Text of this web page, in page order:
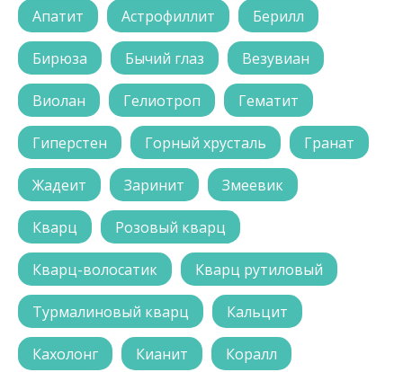
Апатит Астрофиллит Берилл
Бирюза Бычий глаз Везувиан
Виолан Гелиотроп Гематит
Гиперстен Горный хрусталь Гранат
Жадеит Заринит Змеевик
Кварц Розовый кварц
Кварц-волосатик Кварц рутиловый
Турмалиновый кварц Кальцит
Кахолонг Кианит Коралл